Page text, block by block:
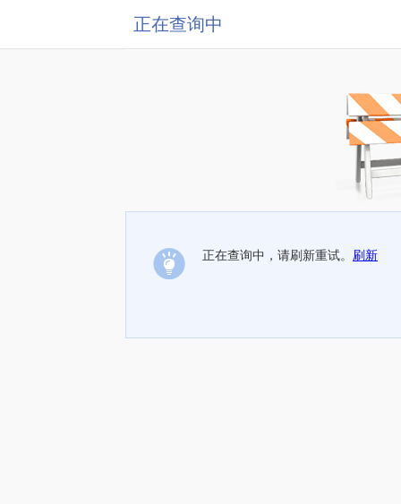
正在查询中
正在查询中，请刷新重试。 刷新